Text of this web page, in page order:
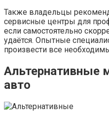
Также владельцы
сервисные центры для
если самостоятельно
удаётся. Опытные
произвести все
Альтернативные
авто